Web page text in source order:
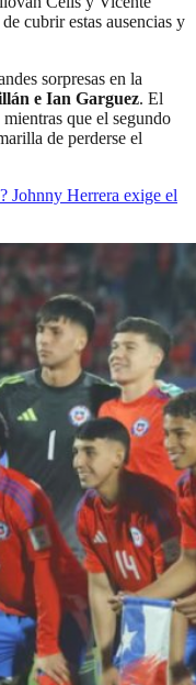
cubrir estas ausencias y
sorpresas en la
e Ian Garguez. El
que el segundo
de perderse el
Johnny Herrera exige el